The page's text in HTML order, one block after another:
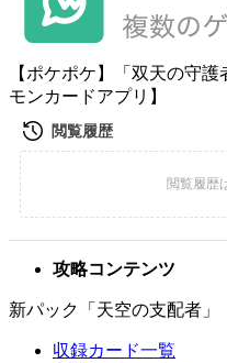
【ポケポケ】「双天の守
モンカードアプリ】
攻略コンテンツ
新パック「天空の支配者」
収録カード一覧